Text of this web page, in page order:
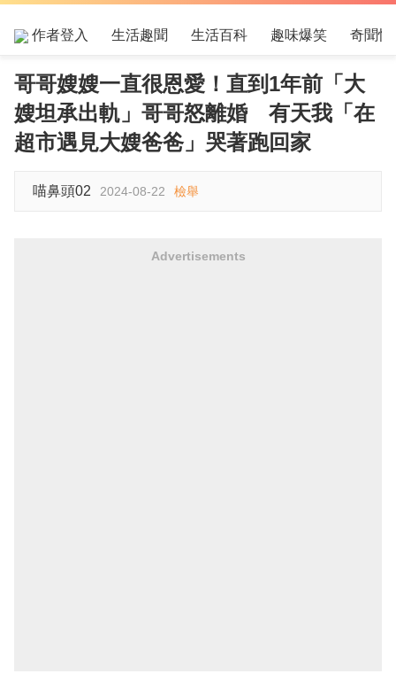
作者登入 生活趣聞 生活百科 趣味爆笑 奇聞怪
哥哥嫂嫂一直很恩愛！直到1年前「大
嫂坦承出軌」哥哥怒離婚 有天我「在
超市遇見大嫂爸爸」哭著跑回家
喵鼻頭02 2024-08-22 檢舉
Advertisements